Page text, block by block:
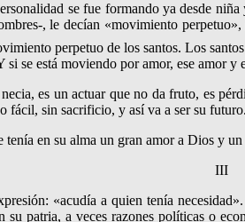
se fue formando ya desde
, le decían «movimiento
perpetuo de los santos. Los
si se está moviendo por amor, ese amor
es un actuar que no da fruto, es
fácil, sin sacrificio, y así va a ser su futuro.
en su alma un gran amor a Dios y
III
«acudía a quien tenía
patria, a veces razones políticas o